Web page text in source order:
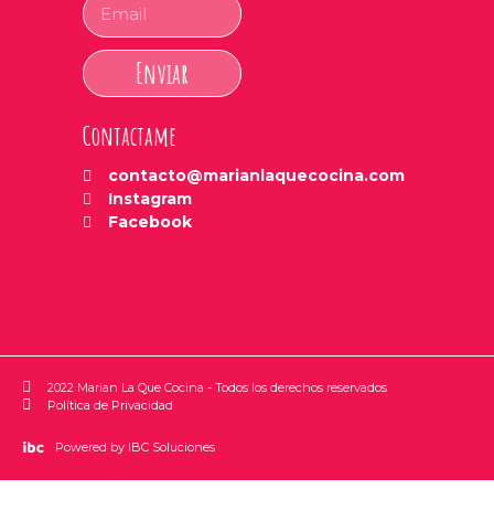
Enviar
Contactame
contacto@marianlaquecocina.com
Instagram
Facebook
2022 Marian La Que Cocina - Todos los derechos reservados
Política de Privacidad
Powered by IBC Soluciones